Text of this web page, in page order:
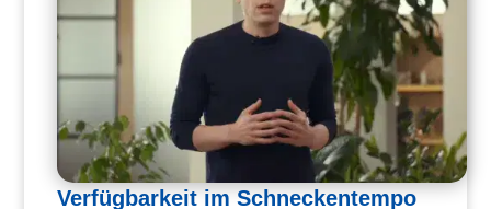
Verfügbarkeit im Schneckentempo